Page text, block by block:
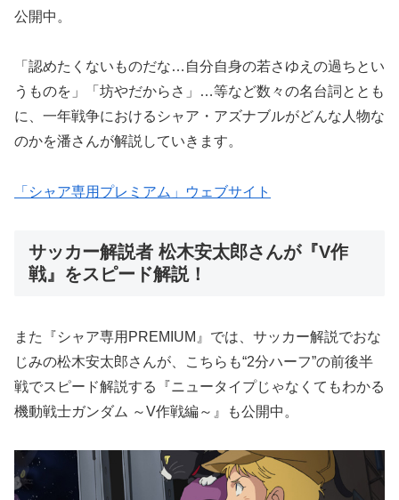
公開中。
「認めたくないものだな…自分自身の若さゆえの過ちとい
うものを」「坊やだからさ」…等など数々の名台詞ととも
に、一年戦争におけるシャア・アズナブルがどんな人物な
のかを潘さんが解説していきます。
「シャア専用プレミアム」ウェブサイト
サッカー解説者 松木安太郎さんが『V作
戦』をスピード解説！
また『シャア専用PREMIUM』では、サッカー解説でおな
じみの松木安太郎さんが、こちらも“2分ハーフ”の前後半
戦でスピード解説する『ニュータイプじゃなくてもわかる
機動戦士ガンダム ～V作戦編～』も公開中。